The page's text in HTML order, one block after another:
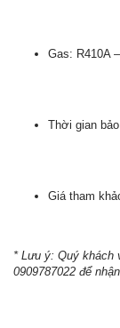
Gas: R410A
Thời gian
Giá tham
* Lưu ý: Quý khách
0909787022 để